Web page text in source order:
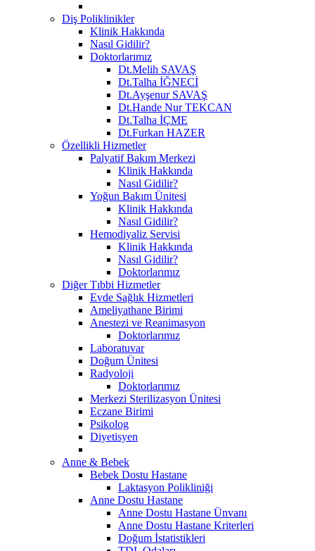
Diş Poliklinikler
Klinik Hakkında
Nasıl Gidilir?
Doktorlarımız
Dt.Melih SAVAŞ
Dt.Talha İĞNECİ
Dt.Ayşenur SAVAŞ
Dt.Hande Nur TEKCAN
Dt.Talha İÇME
Dt.Furkan HAZER
Özellikli Hizmetler
Palyatif Bakım Merkezi
Klinik Hakkında
Nasıl Gidilir?
Yoğun Bakım Ünitesi
Klinik Hakkında
Nasıl Gidilir?
Hemodiyaliz Servisi
Klinik Hakkında
Nasıl Gidilir?
Doktorlarımız
Diğer Tıbbi Hizmetler
Evde Sağlık Hizmetleri
Ameliyathane Birimi
Anestezi ve Reanimasyon
Doktorlarımız
Laboratuvar
Doğum Ünitesi
Radyoloji
Doktorlarımız
Merkezi Sterilizasyon Ünitesi
Eczane Birimi
Psikolog
Diyetisyen
Anne & Bebek
Bebek Dostu Hastane
Laktasyon Polikliniği
Anne Dostu Hastane
Anne Dostu Hastane Ünvanı
Anne Dostu Hastane Kriterleri
Doğum İstatistikleri